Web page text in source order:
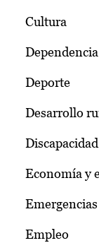
Cultura
Dependencia
Deporte
Desarrollo
Discapacidad
Economía y
Empleo